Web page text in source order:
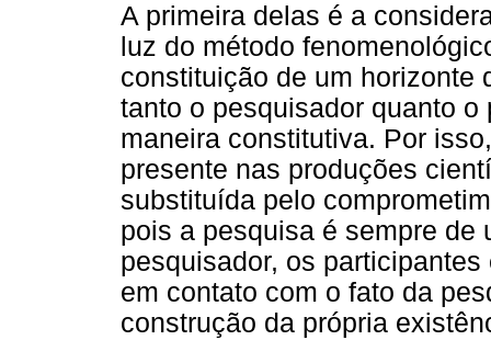
A primeira delas é a
luz do método
constituição de um horizonte
tanto o pesquisador quanto
maneira constitutiva. Por
presente nas produções
substituída pelo
pois a pesquisa é sempre de
pesquisador, os
em contato com o fato da
construção da própria